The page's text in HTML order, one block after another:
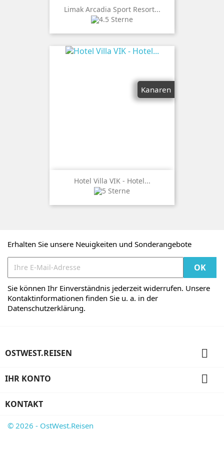
Limak Arcadia Sport Resort...
Kanaren
Hotel Villa VIK - Hotel...
Erhalten Sie unsere Neuigkeiten und Sonderangebote
Sie können Ihr Einverständnis jederzeit widerrufen. Unsere
Kontaktinformationen finden Sie u. a. in der
Datenschutzerklärung.
OSTWEST.REISEN 
IHR KONTO 
KONTAKT
© 2026 - OstWest.Reisen